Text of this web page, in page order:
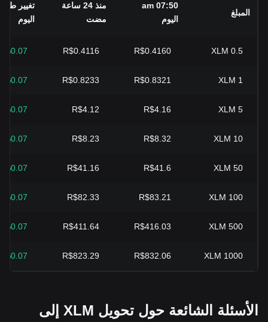
المبلغ
07:50 am
اليوم
منذ 24 ساعة
مضت
تغيير
اليوم
0.5
XLM
R$0.4160
R$0.4116
%0.07+
1
XLM
R$0.8321
R$0.8233
%0.07+
5
XLM
R$4.16
R$4.12
%0.07+
10
XLM
R$8.32
R$8.23
%0.07+
50
XLM
R$41.6
R$41.16
%0.07+
100
XLM
R$83.21
R$82.33
%0.07+
500
XLM
R$416.03
R$411.64
%0.07+
1000
XLM
R$832.06
R$823.29
%0.07+
الأسئلة الشائعة حول تحويل XLM إلى